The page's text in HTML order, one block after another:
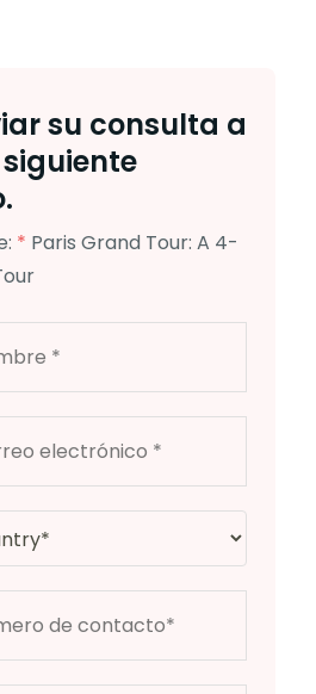
su consulta a
* Paris Grand Tour: A 4-